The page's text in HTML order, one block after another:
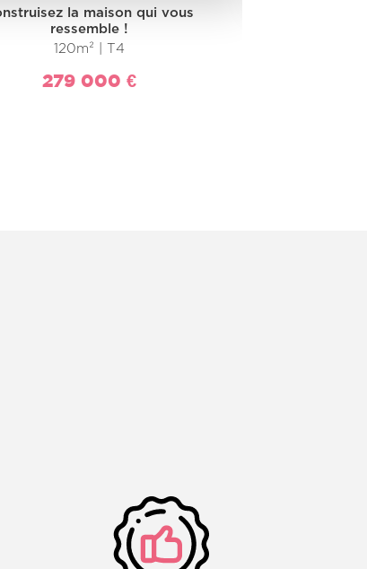
la maison qui vous
ressemble !
120m² | T4
279 000 €